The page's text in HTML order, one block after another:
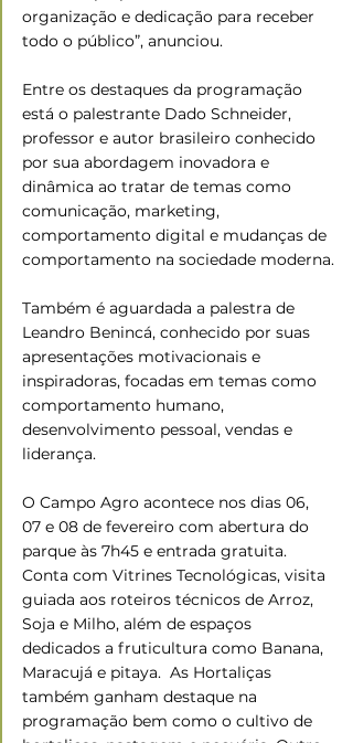
organização e dedicação para receber
todo o público”, anunciou.
Entre os destaques da programação
está o palestrante Dado Schneider,
professor e autor brasileiro conhecido
por sua abordagem inovadora e
dinâmica ao tratar de temas como
comunicação, marketing,
comportamento digital e mudanças de
comportamento na sociedade moderna.
Também é aguardada a palestra de
Leandro Benincá, conhecido por suas
apresentações motivacionais e
inspiradoras, focadas em temas como
comportamento humano,
desenvolvimento pessoal, vendas e
liderança.
O Campo Agro acontece nos dias 06,
07 e 08 de fevereiro com abertura do
parque às 7h45 e entrada gratuita.
Conta com Vitrines Tecnológicas, visita
guiada aos roteiros técnicos de Arroz,
Soja e Milho, além de espaços
dedicados a fruticultura como Banana,
Maracujá e pitaya.  As Hortaliças
também ganham destaque na
programação bem como o cultivo de